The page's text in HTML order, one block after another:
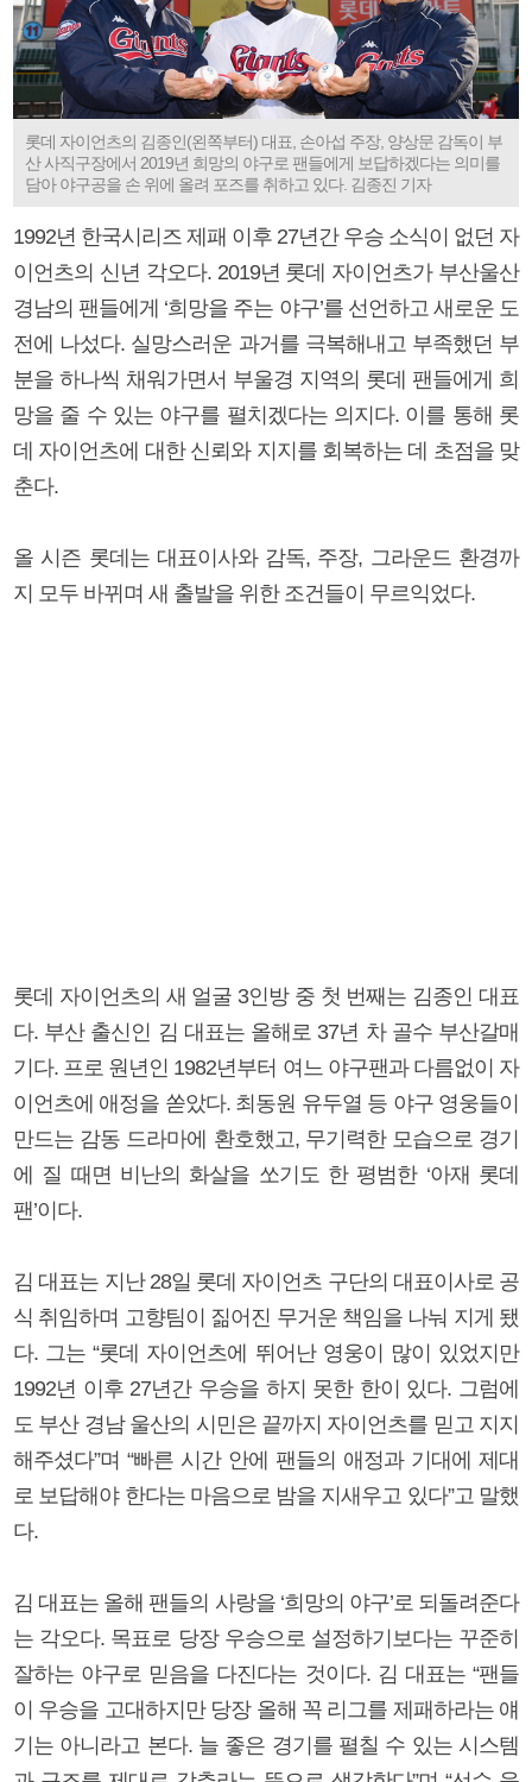
롯데 자이언츠의 김종인(왼쪽부터) 대표, 손아섭 주장, 양상문 감독이 부
산 사직구장에서 2019년 희망의 야구로 팬들에게 보답하겠다는 의미를
담아 야구공을 손 위에 올려 포즈를 취하고 있다. 김종진 기자
1992년 한국시리즈 제패 이후 27년간 우승 소식이 없던 자
이언츠의 신년 각오다. 2019년 롯데 자이언츠가 부산울산
경남의 팬들에게 ‘희망을 주는 야구’를 선언하고 새로운 도
전에 나섰다. 실망스러운 과거를 극복해내고 부족했던 부
분을 하나씩 채워가면서 부울경 지역의 롯데 팬들에게 희
망을 줄 수 있는 야구를 펼치겠다는 의지다. 이를 통해 롯
데 자이언츠에 대한 신뢰와 지지를 회복하는 데 초점을 맞
춘다.
올 시즌 롯데는 대표이사와 감독, 주장, 그라운드 환경까
지 모두 바뀌며 새 출발을 위한 조건들이 무르익었다.
롯데 자이언츠의 새 얼굴 3인방 중 첫 번째는 김종인 대표
다. 부산 출신인 김 대표는 올해로 37년 차 골수 부산갈매
기다. 프로 원년인 1982년부터 여느 야구팬과 다름없이 자
이언츠에 애정을 쏟았다. 최동원 유두열 등 야구 영웅들이
만드는 감동 드라마에 환호했고, 무기력한 모습으로 경기
에 질 때면 비난의 화살을 쏘기도 한 평범한 ‘아재 롯데
팬’이다.
김 대표는 지난 28일 롯데 자이언츠 구단의 대표이사로 공
식 취임하며 고향팀이 짊어진 무거운 책임을 나눠 지게 됐
다. 그는 “롯데 자이언츠에 뛰어난 영웅이 많이 있었지만
1992년 이후 27년간 우승을 하지 못한 한이 있다. 그럼에
도 부산 경남 울산의 시민은 끝까지 자이언츠를 믿고 지지
해주셨다”며 “빠른 시간 안에 팬들의 애정과 기대에 제대
로 보답해야 한다는 마음으로 밤을 지새우고 있다”고 말했
다.
김 대표는 올해 팬들의 사랑을 ‘희망의 야구’로 되돌려준다
는 각오다. 목표로 당장 우승으로 설정하기보다는 꾸준히
잘하는 야구로 믿음을 다진다는 것이다. 김 대표는 “팬들
이 우승을 고대하지만 당장 올해 꼭 리그를 제패하라는 얘
기는 아니라고 본다. 늘 좋은 경기를 펼칠 수 있는 시스템